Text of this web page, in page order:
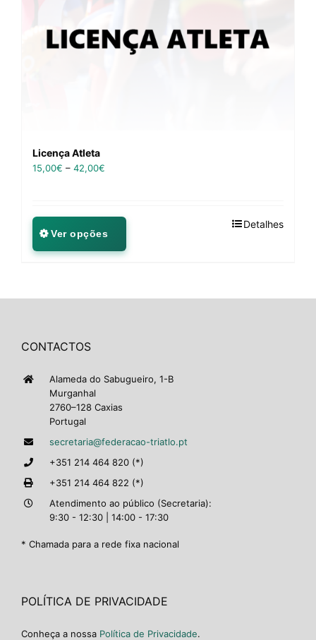
Licença Atleta
15,00€ – 42,00€
Ver opções
Detalhes
CONTACTOS
Alameda do Sabugueiro, 1-B
Murganhal
2760–128 Caxias
Portugal
secretaria@federacao-triatlo.pt
+351 214 464 820 (*)
+351 214 464 822 (*)
Atendimento ao público (Secretaria):
9:30 - 12:30 | 14:00 - 17:30
* Chamada para a rede fixa nacional
POLÍTICA DE PRIVACIDADE
Conheça a nossa Política de Privacidade.